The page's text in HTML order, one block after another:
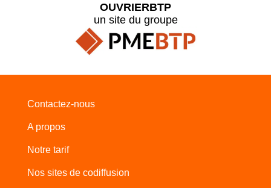
OUVRIERBTP
un site du groupe
Contactez-nous
A propos
Notre tarif
Nos sites de codiffusion